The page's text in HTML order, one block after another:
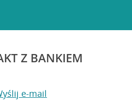
Z BANKIEM
e-mail